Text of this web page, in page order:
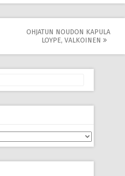
OHJATUN NOUDON KAPULA
LOYPE, VALKOINEN